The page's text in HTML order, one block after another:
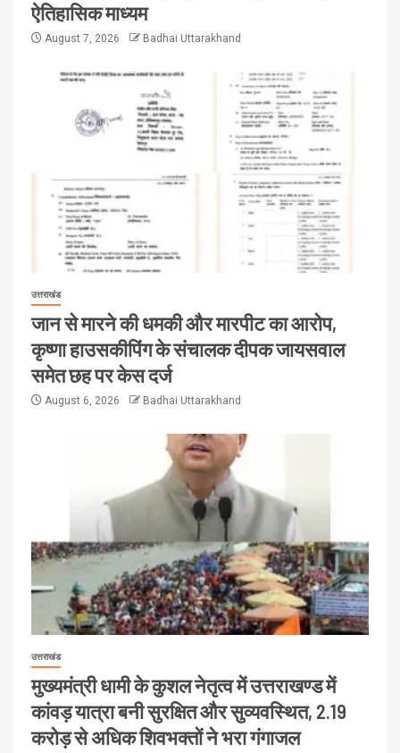
ऐतिहासिक माध्यम
August 7, 2026 Badhai Uttarakhand
उत्तराखंड
जान से मारने की धमकी और मारपीट का आरोप,
कृष्णा हाउसकीपिंग के संचालक दीपक जायसवाल
समेत छह पर केस दर्ज
August 6, 2026 Badhai Uttarakhand
उत्तराखंड
मुख्यमंत्री धामी के कुशल नेतृत्व में उत्तराखण्ड में
कांवड़ यात्रा बनी सुरक्षित और सुव्यवस्थित, 2.19
करोड़ से अधिक शिवभक्तों ने भरा गंगाजल